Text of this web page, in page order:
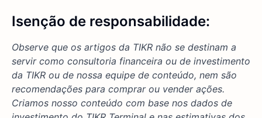
Isenção de responsabilidade:
Observe que os artigos da TIKR não se destinam a
servir como consultoria financeira ou de investimento
da TIKR ou de nossa equipe de conteúdo, nem são
recomendações para comprar ou vender ações.
Criamos nosso conteúdo com base nos dados de